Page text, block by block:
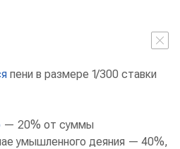
пени в размере 1/300 ставки
— 20% от суммы
умышленного деяния — 40%,